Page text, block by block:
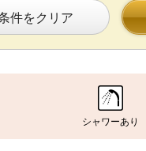
件をクリア
シャワーあり